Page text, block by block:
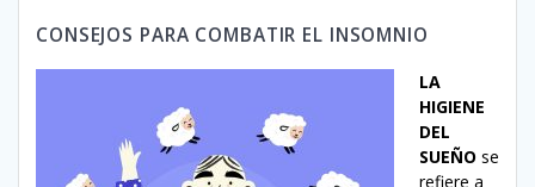
CONSEJOS PARA COMBATIR EL INSOMNIO
LA
HIGIENE
DEL
SUEÑO se
refiere a